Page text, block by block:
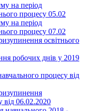
на період
процесу 05.02
на період
процесу 07.02
освітнього
робочих днів у 2019
процесу від
від 06.02.2020